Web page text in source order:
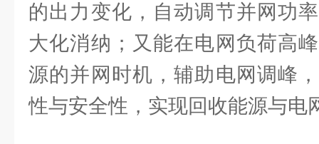
的出力变化，自动调节并网功
大化消纳；又能在电网负荷高
源的并网时机，辅助电网调峰
性与安全性，实现回收能源与电